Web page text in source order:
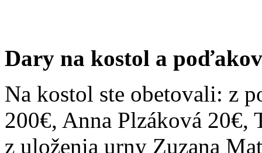
Dary na kostol a
Na kostol ste obetovali: z
200€, Anna Plzáková 20€,
z uloženia urny Zuzana